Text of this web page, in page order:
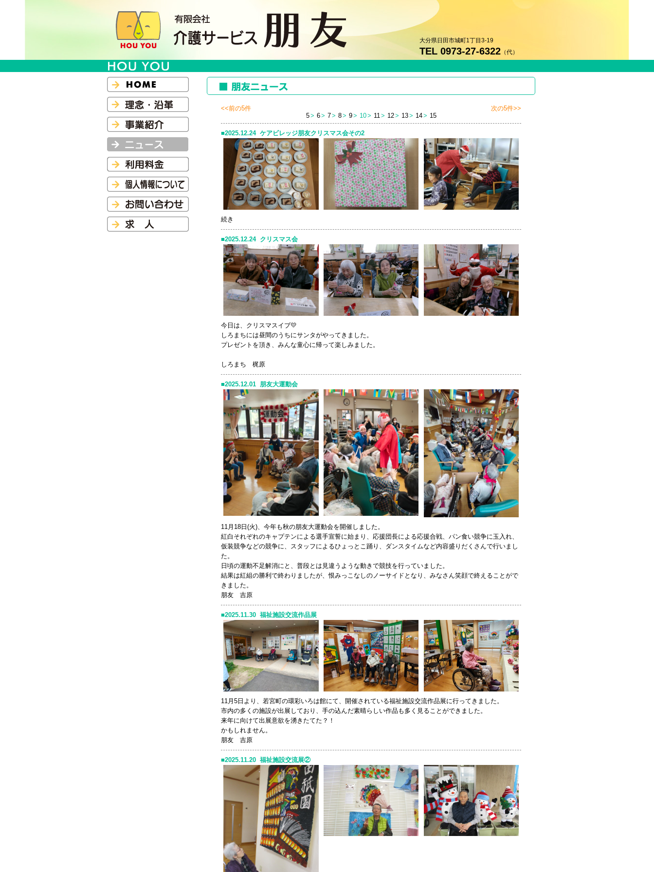
大分県日田市城町1丁目3-19
TEL 0973-27-6322 （代）
<<前の5件
5
6 7 8 9 10 11 12 13 14 15
次の5件>>
2025.12.24 ケアビレッジ朋友クリスマス会その2
続き
2025.12.24 クリスマス会
今日は、クリスマスイブ💛
しろまちには昼間のうちにサンタがやってきました。
プレゼントを頂き、みんな童心に帰って楽しみました。
しろまち 梶原
2025.12.01 朋友大運動会
11月18日(火)、今年も秋の朋友大運動会を開催しました。
紅白それぞれのキャプテンによる選手宣誓に始まり、応援団長による応援合戦、パン食い競争に玉入れ、
仮装競争などの競争に、スタッフによるひょっとこ踊り、ダンスタイムなど内容盛りだくさんで行いまし
た。
日頃の運動不足解消にと、普段とは見違うような動きで競技を行っていました。
結果は紅組の勝利で終わりましたが、恨みっこなしのノーサイドとなり、みなさん笑顔で終えることがで
きました。
朋友 吉原
2025.11.30 福祉施設交流作品展
11月5日より、若宮町の環彩いろは館にて、開催されている福祉施設交流作品展に行ってきました。
市内の多くの施設が出展しており、手の込んだ素晴らしい作品も多く見ることができました。
来年に向けて出展意欲を湧きたてた？！
かもしれません。
朋友 吉原
2025.11.20 福祉施設交流展②